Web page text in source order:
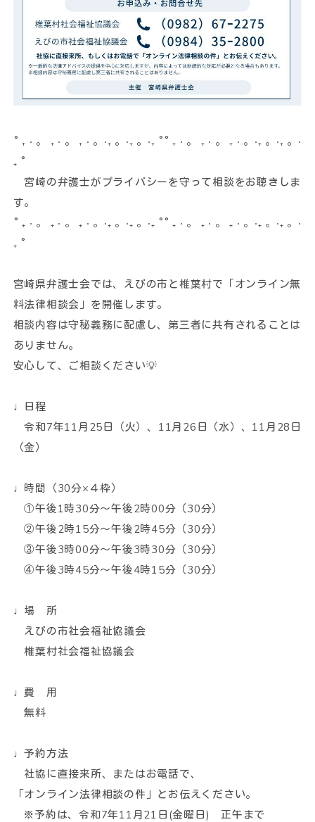
お知らせ
特集ページ
動画
ダウンロード
˚ ₊ ‧ 。 ₊ ‧ 。 ₊ ‧ 。‧₊ 。‧₊ 。‧₊ ˚˚ ₊ ‧ 。 ₊ ‧ 。 ₊ ‧ 。‧₊ 。‧₊ 。‧
₊ ˚
宮崎の弁護士がプライバシーを守って相談をお聴きしま
す。
˚ ₊ ‧ 。 ₊ ‧ 。 ₊ ‧ 。‧₊ 。‧₊ 。‧₊ ˚˚ ₊ ‧ 。 ₊ ‧ 。 ₊ ‧ 。‧₊ 。‧₊ 。‧
₊ ˚
宮崎県弁護士会では、えびの市と椎葉村で「オンライン無
料法律相談会」を開催します。
相談内容は守秘義務に配慮し、第三者に共有されることは
ありません。
安心して、ご相談ください💡
♩日程
令和7年11月25日（火）、11月26日（水）、11月28日
（金）
♩時間（30分×４枠）
①午後1時30分～午後2時00分（30分）
②午後2時15分～午後2時45分（30分）
③午後3時00分～午後3時30分（30分）
④午後3時45分～午後4時15分（30分）
♩場 所
えびの市社会福祉協議会
椎葉村社会福祉協議会
♩費 用
無料
♩予約方法
社協に直接来所、またはお電話で、
「オンライン法律相談の件」とお伝えください。
※予約は、令和7年11月21日(金曜日) 正午まで